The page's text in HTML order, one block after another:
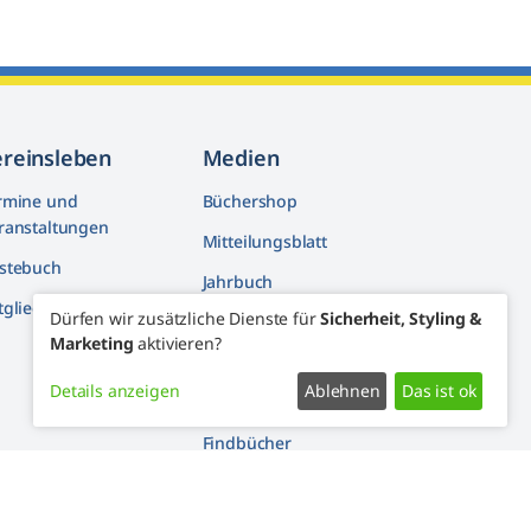
und
machen mit
Medien
Büchershop
Mitteilungsblatt
Jahrbuch
Artikelarchiv
Findbücher
Dürfen wir zusätzliche Dienste fürSicherheit, Styling &
Marketing aktivieren?
Details anzeigen Ablehnen Das ist ok